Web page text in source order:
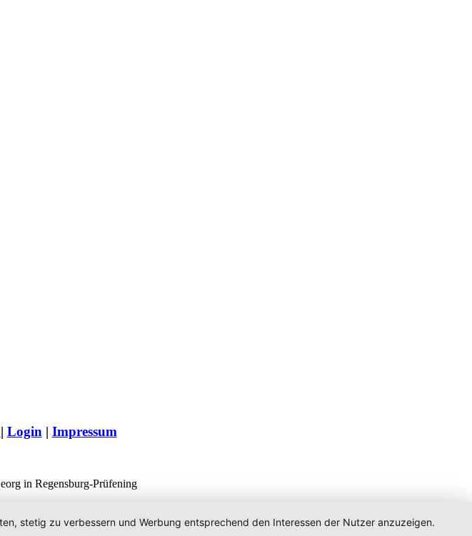
| Login | Impressum
in Regensburg-Prüfening
stetig zu verbessern und Werbung entsprechend den Interessen der Nutzer anzuzeigen.